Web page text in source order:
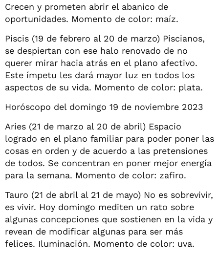
Crecen y prometen abrir el abanico de
oportunidades. Momento de color: maíz.
Piscis (19 de febrero al 20 de marzo) Piscianos,
se despiertan con ese halo renovado de no
querer mirar hacia atrás en el plano afectivo.
Este ímpetu les dará mayor luz en todos los
aspectos de su vida. Momento de color: plata.
Horóscopo del domingo 19 de noviembre 2023
Aries (21 de marzo al 20 de abril) Espacio
logrado en el plano familiar para poder poner las
cosas en orden y de acuerdo a las pretensiones
de todos. Se concentran en poner mejor energía
para la semana. Momento de color: zafiro.
Tauro (21 de abril al 21 de mayo) No es sobrevivir,
es vivir. Hoy domingo mediten un rato sobre
algunas concepciones que sostienen en la vida y
revean de modificar algunas para ser más
felices. Iluminación. Momento de color: uva.